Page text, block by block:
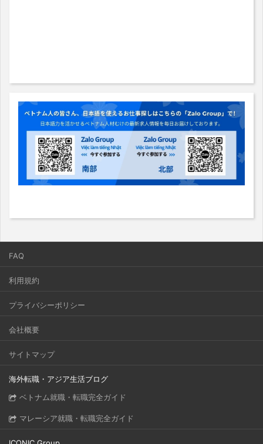
FAQ
利用規約
プライバシーポリシー
会社概要
サイトマップ
海外転職・アジア生活ブログ
ベトナム就職・転職完全ガイド
マレーシア就職・転職完全ガイド